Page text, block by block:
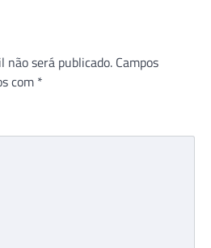
não será publicado. Campos
com *